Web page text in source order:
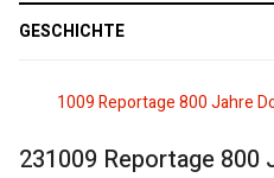
GESCHICHTE
231009 Reportage 800